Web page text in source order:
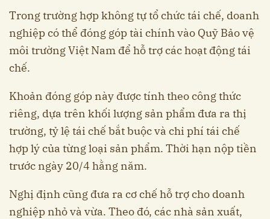
Trong trường hợp không tự tổ chức tái chế, doanh
nghiệp có thể đóng góp tài chính vào Quỹ Bảo vệ
môi trường Việt Nam để hỗ trợ các hoạt động tái
chế.
Khoản đóng góp này được tính theo công thức
riêng, dựa trên khối lượng sản phẩm đưa ra thị
trường, tỷ lệ tái chế bắt buộc và chi phí tái chế
hợp lý của từng loại sản phẩm. Thời hạn nộp tiền
trước ngày 20/4 hằng năm.
Nghị định cũng đưa ra cơ chế hỗ trợ cho doanh
nghiệp nhỏ và vừa. Theo đó, các nhà sản xuất,